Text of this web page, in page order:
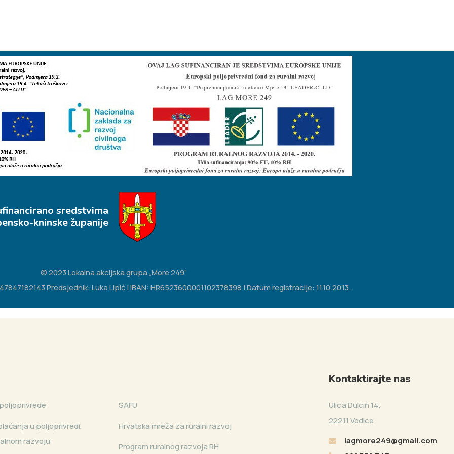
sredstvima
kninske županije
© 2023 Lokalna akcijska grupa „More 249“
Predsjednik: Luka Lipić | IBAN: HR6523600001102378398 | Datum registracije: 11.10.2013.
u poljoprivredi,
razvoju
SAFU
Hrvatska mreža za ruralni razvoj
Program ruralnog razvoja RH
Kontaktirajte nas
Ulica Dulcin 14,
22211 Vodice
lagmore249@gmail.com